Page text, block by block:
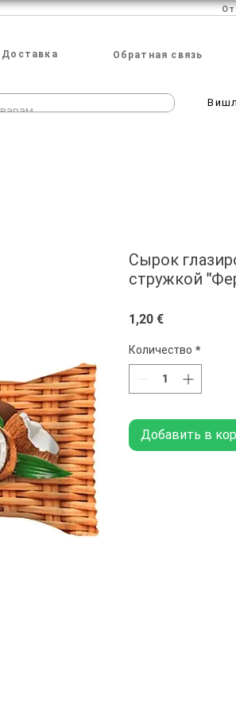
Доставка Обратная связь
Сырок
стружкой
1,20 €Цена
Количество *
Добавить в